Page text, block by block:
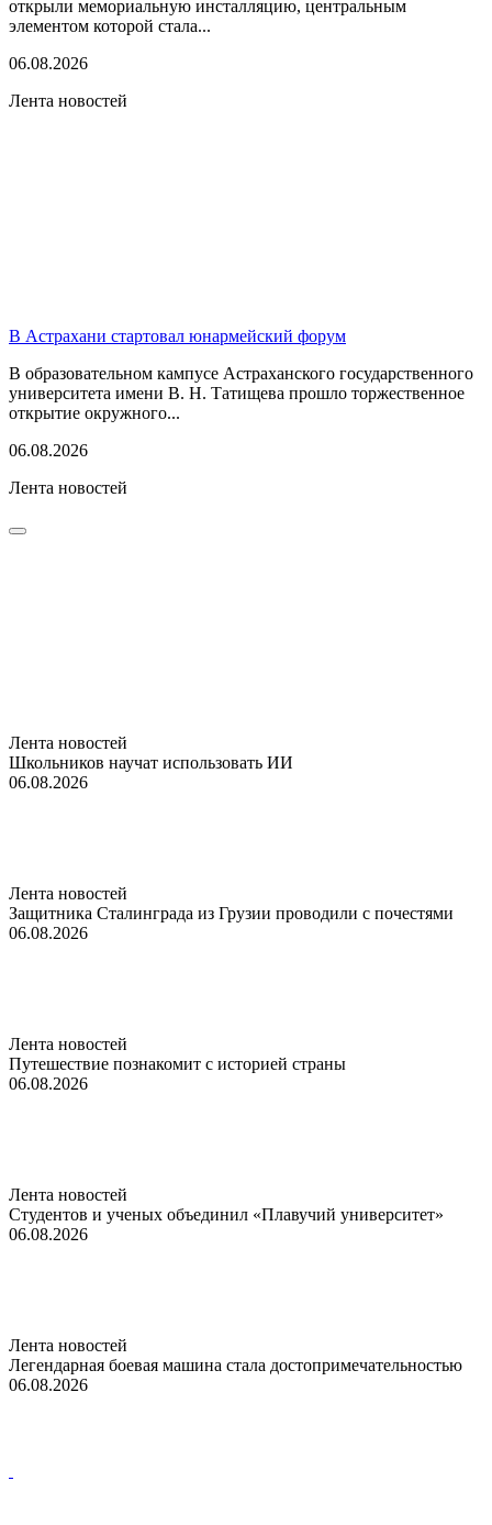
открыли мемориальную инсталляцию, центральным
элементом которой стала...
06.08.2026
Лента новостей
В Астрахани стартовал юнармейский форум
В образовательном кампусе Астраханского государственного
университета имени В. Н. Татищева прошло торжественное
открытие окружного...
06.08.2026
Лента новостей
Лента новостей
Школьников научат использовать ИИ
06.08.2026
Лента новостей
Защитника Сталинграда из Грузии проводили с почестями
06.08.2026
Лента новостей
Путешествие познакомит с историей страны
06.08.2026
Лента новостей
Студентов и ученых объединил «Плавучий университет»
06.08.2026
Лента новостей
Легендарная боевая машина стала достопримечательностью
06.08.2026